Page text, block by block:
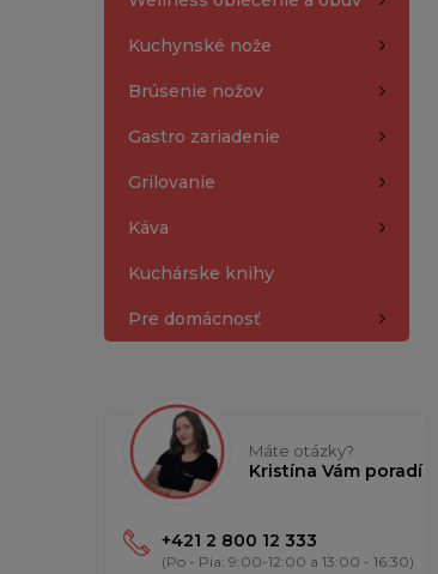
Kuchynské nože
Brúsenie nožov
Gastro zariadenie
Grilovanie
Káva
Kuchárske knihy
Pre domácnosť
Máte otázky?
Kristína Vám poradí
+421 2 800 12 333
(Po - Pia: 9:00-12:00 a 13:00 - 16:30)